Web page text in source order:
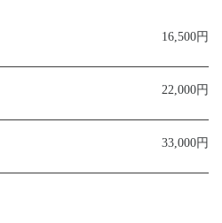
16,500円
22,000円
33,000円